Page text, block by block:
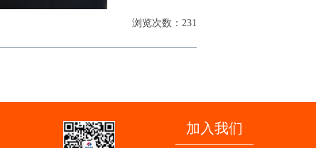
浏览次数：231
加入我们